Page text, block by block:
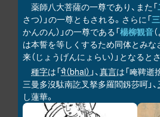
薬師八大菩薩の一尊であり、また「
さつ）」の一尊ともされる。さらに「
かんのん）」の一尊である「楊柳観音
は本誓を等しくするため同体とみな
来（じょうげんにょらい）」となると
種字は「भै（bhai） 」、真言は「唵鞞逝
三曼多沒駄南訖叉拏多羅閻釼莎呵」、
し蓮華。